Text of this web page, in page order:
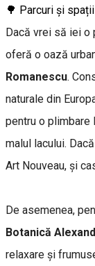
🌳 Parcuri și
Dacă vrei să iei o
oferă o oază
Romanescu.
naturale din
pentru o plimbare
malul lacului.
Art Nouveau, și
De asemenea,
Botanică
relaxare și